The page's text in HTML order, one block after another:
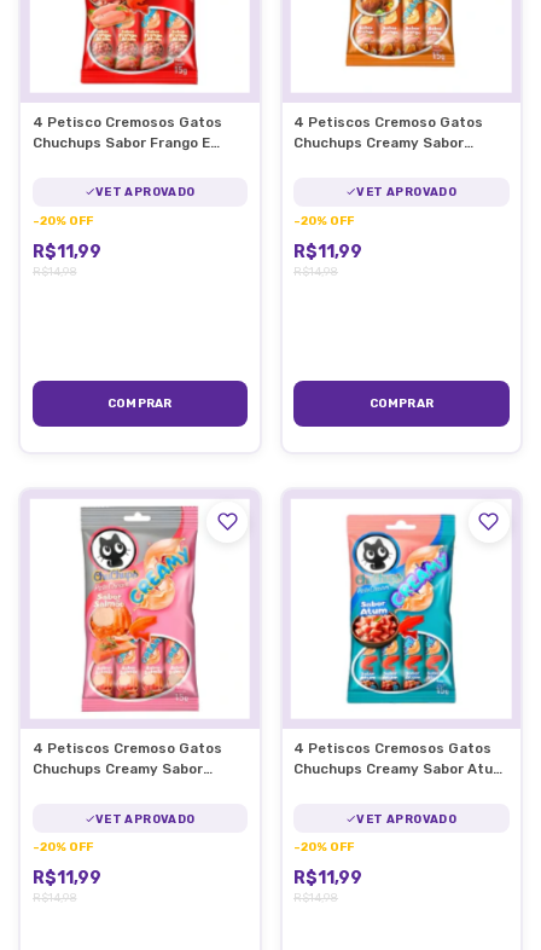
4 Petisco Cremosos Gatos
Chuchups Sabor Frango E
VET APROVADO
-20% OFF
R$11,99
R$14,98
4 Petiscos Cremoso Gatos
Chuchups Creamy Sabor
VET APROVADO
-20% OFF
R$11,99
R$14,98
4 Petiscos Cremoso Gatos
Chuchups Creamy Sabor
VET APROVADO
-20% OFF
R$11,99
R$14,98
4 Petiscos Cremosos Gatos
Chuchups Creamy Sabor Atum
VET APROVADO
-20% OFF
R$11,99
R$14,98